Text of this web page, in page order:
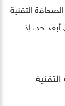
التقنية
حد، إذ